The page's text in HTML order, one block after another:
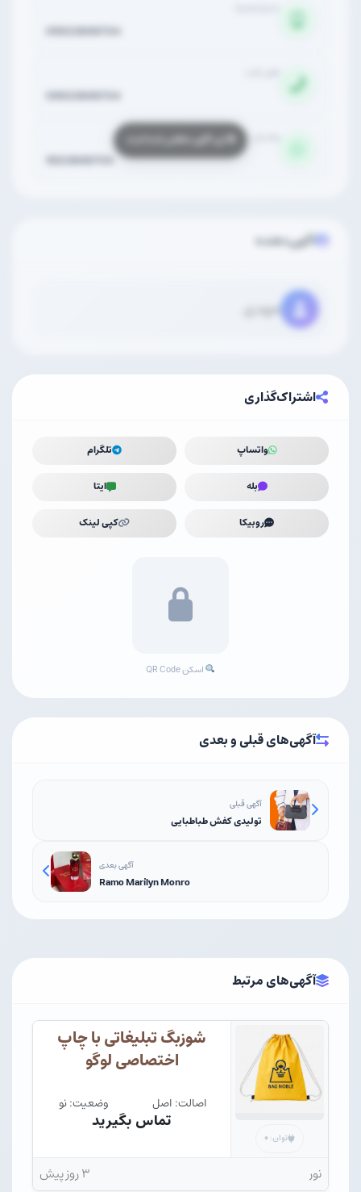
09023866704
09023866704
9023866704
آگهی‌دهنده
مهدی
اشتراک‌گذاری
واتساپ تلگرام
بله ایتا
روبیکا کپی لینک
اسکن QR Code
آگهی‌های قبلی و بعدی
آگهی قبلی
تولیدی کفش طباطبایی
آگهی بعدی
Ramo Marilyn Monro
آگهی‌های مرتبط
توان: ۰
شوزبگ تبلیغاتی با چاپ
اختصاصی لوگو
اصالت: اصل وضعیت: نو
تماس بگیرید
نور ۳ روز پیش